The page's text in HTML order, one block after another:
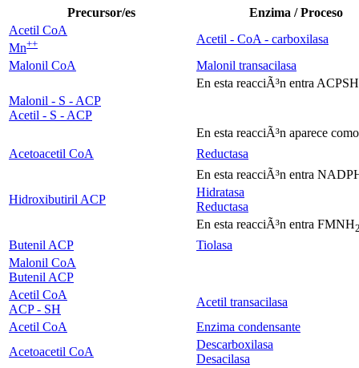
Precursor/es
Enzima / Proceso
Acetil CoA
Mn++
Acetil - CoA - carboxilasa
Malonil CoA
Malonil transacilasa
En esta reacciÃ³n entra
Malonil - S - ACP
Acetil - S - ACP
En esta reacciÃ³n aparece
Acetoacetil CoA
Reductasa
En esta reacciÃ³n entra
Hidroxibutiril ACP
Hidratasa
Reductasa
En esta reacciÃ³n entra FMNH
Butenil ACP
Tiolasa
Malonil CoA
Butenil ACP
Acetil CoA
ACP - SH
Acetil transacilasa
Acetil CoA
Enzima condensante
Acetoacetil CoA
Descarboxilasa
Desacilasa